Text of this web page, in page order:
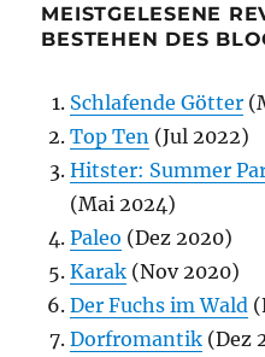
MEISTGELESENE
BESTEHEN DES
Schlafende Götter
Top Ten (Jul 2022)
Hitster: Summer
(Mai 2024)
Paleo (Dez 2020)
Karak (Nov 2020)
Der Fuchs im Wald
Dorfromantik (Dez